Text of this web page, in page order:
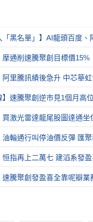
「黑名單」】AI龍頭百度、
摩通削速騰聚創目標價15%
阿里騰訊績後急升 中芯華
】速騰聚創逆市見1個月高位
買激光雷達龍尾股圖達通坐
油輪通行叫停油價反彈 匯
恒指再上二萬七 建滔系發
速騰聚創發盈喜全靠呢瓣業